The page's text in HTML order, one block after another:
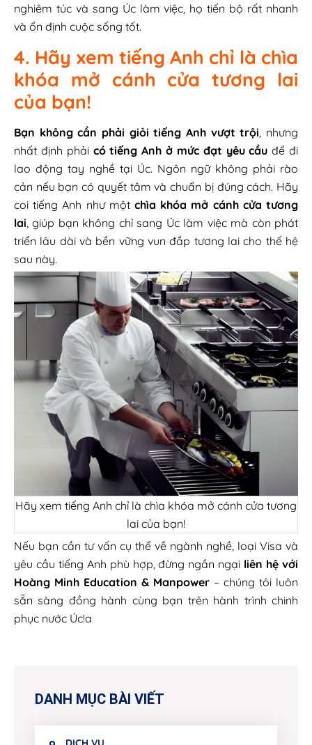
nghiêm túc và sang Úc làm việc, họ tiến bộ rất nhanh
và ổn định cuộc sống tốt.
4. Hãy xem tiếng Anh chỉ là chìa
khóa mở cánh cửa tương lai
của bạn!
Bạn không cần phải giỏi tiếng Anh vượt trội , nhưng
nhất định phải có tiếng Anh ở mức đạt yêu cầu để đi
lao động tay nghề tại Úc. Ngôn ngữ không phải rào
cản nếu bạn có quyết tâm và chuẩn bị đúng cách. Hãy
coi tiếng Anh như một chìa khóa mở cánh cửa tương
lai , giúp bạn không chỉ sang Úc làm việc mà còn phát
triển lâu dài và bền vững vun đắp tương lai cho thế hệ
sau này.
Hãy xem tiếng Anh chỉ là chìa khóa mở cánh cửa tương
lai của bạn!
Nếu bạn cần tư vấn cụ thể về ngành nghề, loại Visa và
yêu cầu tiếng Anh phù hợp, đừng ngần ngại liên hệ với
Hoàng Minh Education & Manpower – chúng tôi luôn
sẵn sàng đồng hành cùng bạn trên hành trình chinh
phục nước Úc!a
DANH MỤC BÀI VIẾT